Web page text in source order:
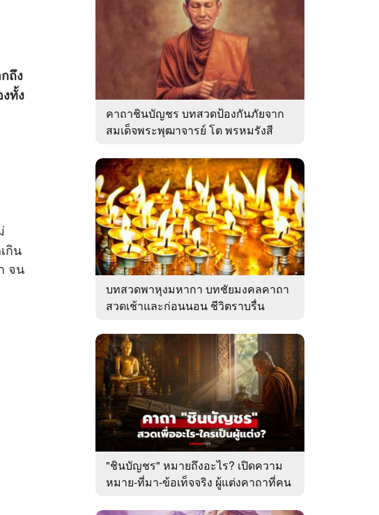
ถึง
ทั้ง
กิน
จน
คาถาชินบัญชร บทสวดป้องกันภัยจาก
สมเด็จพระพุฒาจารย์ โต พรหมรังสี
บทสวดพาหุงมหากา บทชัยมงคลคาถา
สวดเช้าและก่อนนอน ชีวิตราบรื่น
"ชินบัญชร" หมายถึงอะไร? เปิดความ
หมาย-ที่มา-ข้อเท็จจริง ผู้แต่งคาถาที่คน